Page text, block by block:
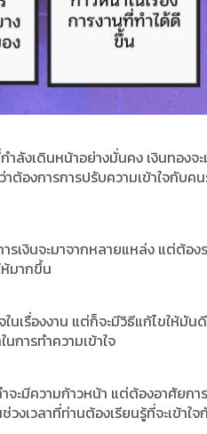
ลังเดินหน้าอย่างมั่นคง เงินทองจ
ต้องการการปรับความเข้าใจกับ
เงินจะมาจากหลายแหล่ง แต่ต้อง
มากขึ้น
เรื่องงาน แต่ก็จะมีวิธีแก้ไขให้มั
การทำความเข้าใจ
ะมีความก้าวหน้า แต่ต้องอาศัยก
งเวลาที่ท่านต้องเรียนรู้ที่จะเข้าใ